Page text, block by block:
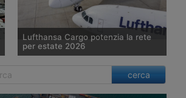
Lufthansa Cargo potenzia la rete
per estate 2026
Con l’entrata in vigore dell’orario
estivo 2026, Lufthansa Cargo amplia
cerca